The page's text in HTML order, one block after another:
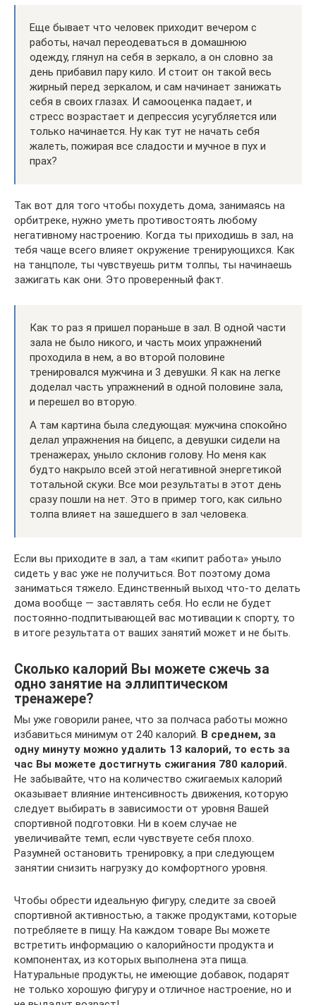
Еще бывает что человек приходит вечером с
работы, начал переодеваться в домашнюю
одежду, глянул на себя в зеркало, а он словно за
день прибавил пару кило. И стоит он такой весь
жирный перед зеркалом, и сам начинает занижать
себя в своих глазах. И самооценка падает, и
стресс возрастает и депрессия усугубляется или
только начинается. Ну как тут не начать себя
жалеть, пожирая все сладости и мучное в пух и
прах?
Так вот для того чтобы похудеть дома, занимаясь на
орбитреке, нужно уметь противостоять любому
негативному настроению. Когда ты приходишь в зал, на
тебя чаще всего влияет окружение тренирующихся. Как
на танцполе, ты чувствуешь ритм толпы, ты начинаешь
зажигать как они. Это проверенный факт.
Как то раз я пришел пораньше в зал. В одной части
зала не было никого, и часть моих упражнений
проходила в нем, а во второй половине
тренировался мужчина и 3 девушки. Я как на легке
доделал часть упражнений в одной половине зала,
и перешел во вторую.
А там картина была следующая: мужчина спокойно
делал упражнения на бицепс, а девушки сидели на
тренажерах, уныло склонив голову. Но меня как
будто накрыло всей этой негативной энергетикой
тотальной скуки. Все мои результаты в этот день
сразу пошли на нет. Это в пример того, как сильно
толпа влияет на зашедшего в зал человека.
Если вы приходите в зал, а там «кипит работа» уныло
сидеть у вас уже не получиться. Вот поэтому дома
заниматься тяжело. Единственный выход что-то делать
дома вообще — заставлять себя. Но если не будет
постоянно-подпитывающей вас мотивации к спорту, то
в итоге результата от ваших занятий может и не быть.
Сколько калорий Вы можете сжечь за
одно занятие на эллиптическом
тренажере?
Мы уже говорили ранее, что за полчаса работы можно
избавиться минимум от 240 калорий. В среднем, за
одну минуту можно удалить 13 калорий, то есть за
час Вы можете достигнуть сжигания 780 калорий.
Не забывайте, что на количество сжигаемых калорий
оказывает влияние интенсивность движения, которую
следует выбирать в зависимости от уровня Вашей
спортивной подготовки. Ни в коем случае не
увеличивайте темп, если чувствуете себя плохо.
Разумней остановить тренировку, а при следующем
занятии снизить нагрузку до комфортного уровня.
Чтобы обрести идеальную фигуру, следите за своей
спортивной активностью, а также продуктами, которые
потребляете в пищу. На каждом товаре Вы можете
встретить информацию о калорийности продукта и
компонентах, из которых выполнена эта пища.
Натуральные продукты, не имеющие добавок, подарят
не только хорошую фигуру и отличное настроение, но и